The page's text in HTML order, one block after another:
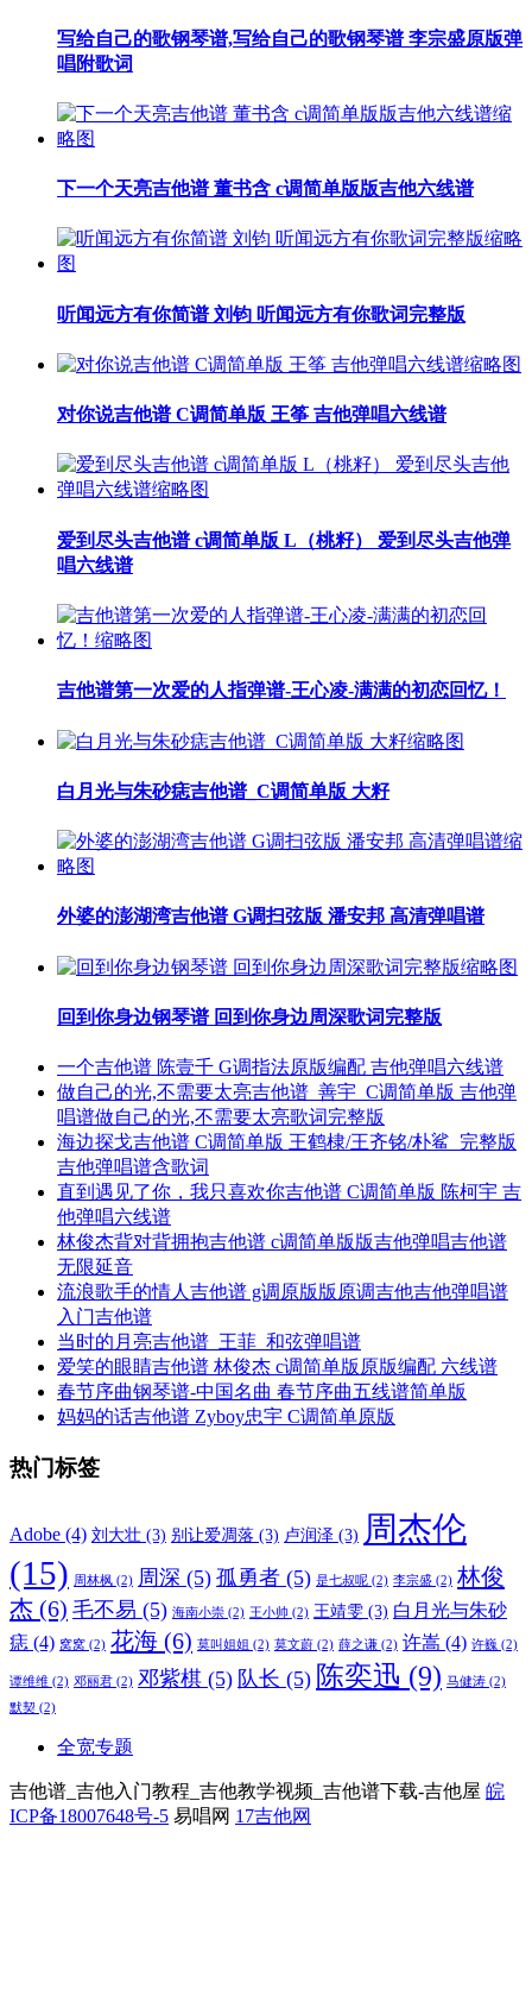
写给自己的歌钢琴谱,写给自己的歌钢琴谱 李宗盛原版弹
唱附歌词
下一个天亮吉他谱 董书含 c调简单版版吉他六线谱
听闻远方有你简谱 刘钧 听闻远方有你歌词完整版
对你说吉他谱 C调简单版 王筝 吉他弹唱六线谱
爱到尽头吉他谱 c调简单版 L（桃籽） 爱到尽头吉他弹
唱六线谱
吉他谱第一次爱的人指弹谱-王心凌-满满的初恋回忆！
白月光与朱砂痣吉他谱_C调简单版 大籽
外婆的澎湖湾吉他谱 G调扫弦版 潘安邦 高清弹唱谱
回到你身边钢琴谱 回到你身边周深歌词完整版
一个吉他谱 陈壹千 G调指法原版编配 吉他弹唱六线谱
做自己的光,不需要太亮吉他谱_善宇_C调简单版 吉他弹
唱谱做自己的光,不需要太亮歌词完整版
海边探戈吉他谱 C调简单版 王鹤棣/王齐铭/朴鲨_完整版
吉他弹唱谱含歌词
直到遇见了你，我只喜欢你吉他谱 C调简单版 陈柯宇 吉
他弹唱六线谱
林俊杰背对背拥抱吉他谱 c调简单版版吉他弹唱吉他谱
无限延音
流浪歌手的情人吉他谱 g调原版版原调吉他吉他弹唱谱
入门吉他谱
当时的月亮吉他谱_王菲_和弦弹唱谱
爱笑的眼睛吉他谱 林俊杰 c调简单版原版编配 六线谱
春节序曲钢琴谱-中国名曲 春节序曲五线谱简单版
妈妈的话吉他谱 Zyboy忠宇 C调简单原版
热门标签
Adobe (4) 刘大壮 (3) 别让爱凋落 (3) 卢润泽 (3) 周杰伦
(15)
周林枫 (2) 周深 (5) 孤勇者 (5) 是七叔呢 (2) 李宗盛 (2) 林俊
杰 (6) 毛不易 (5) 海南小崇 (2) 王小帅 (2) 王靖雯 (3) 白月光与朱砂
痣 (4) 窝窝 (2) 花海 (6) 莫叫姐姐 (2) 莫文蔚 (2) 薛之谦 (2) 许嵩 (4) 许巍 (2)
谭维维 (2) 邓丽君 (2) 邓紫棋 (5) 队长 (5) 陈奕迅 (9) 马健涛 (2)
默契 (2)
全宽专题
吉他谱_吉他入门教程_吉他教学视频_吉他谱下载-吉他屋 皖
ICP备18007648号-5 易唱网 17吉他网